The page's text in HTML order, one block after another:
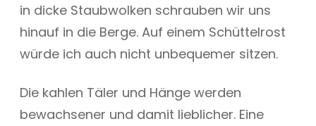
in dicke Staubwolken schrauben wir uns
hinauf in die Berge. Auf einem Schüttelrost
würde ich auch nicht unbequemer sitzen.
Die kahlen Täler und Hänge werden
bewachsener und damit lieblicher. Eine